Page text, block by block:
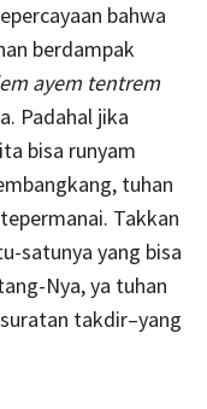
bahwa
berdampak
ayem tentrem
Padahal jika
bisa runyam
tuhan
Takkan
satunya yang bisa
Nya, ya tuhan
takdir–yang